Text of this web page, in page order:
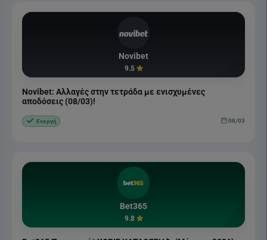
Novibet
9.5
Novibet: Αλλαγές στην τετράδα με ενισχυμένες
αποδόσεις (08/03)!
Ενεργή 08/03
Bet365
9.8